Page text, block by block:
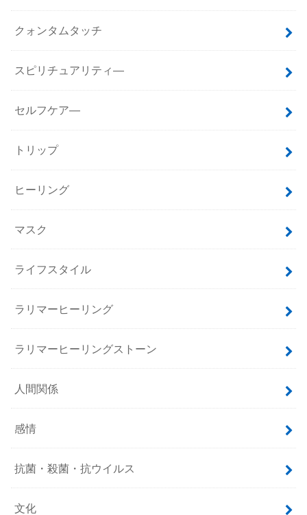
クォンタムタッチ
スピリチュアリティ―
セルフケア―
トリップ
ヒーリング
マスク
ライフスタイル
ラリマーヒーリング
ラリマーヒーリングストーン
人間関係
感情
抗菌・殺菌・抗ウイルス
文化